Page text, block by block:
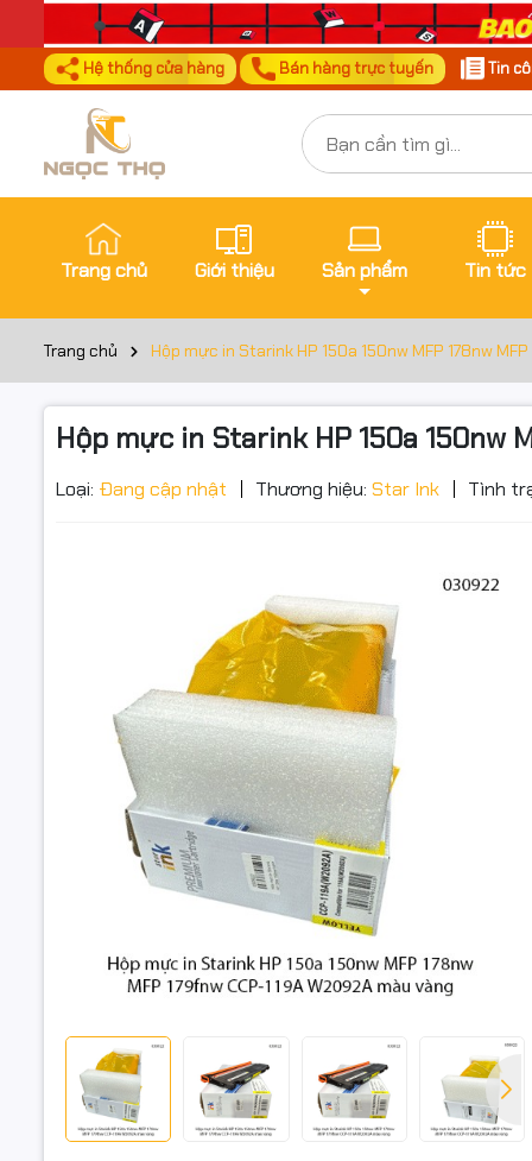
Hệ thống cửa hàng Bán hàng trực tuyến Tin
Trang chủ Giới thiệu Sản phẩm Tin tức
Trang chủ Hộp mực in Starink HP 150a 150nw MFP 178nw
Hộp mực in Starink HP 150a 150nw
Loại: Đang cập nhật Thương hiệu: Star Ink Tình
Hộp Mực
🖨️ Hộp
dòng
lựa chọn
Sản
liệu, hình
🔧 Máy in
HP Color
HP Color
HP Color
HP Color
W2092A